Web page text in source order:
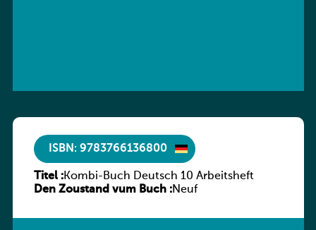
ISBN: 9783766136800
Titel :Kombi-Buch Deutsch 10 Arbeitsheft
Den Zoustand vum Buch :Neuf